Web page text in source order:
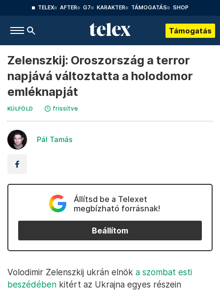
TELEX AFTER G7 KARAKTER TÁMOGATÁS SHOP
Támogatás
Zelenszkij: Oroszország a terror
napjává változtatta a holodomor
emléknapját
KÜLFÖLD frissítve
Pál Tamás
Állítsd be a Telexet
megbízható forrásnak!
Beállítom
Volodimir Zelenszkij ukrán elnök a szombat esti
beszédében kitért az Ukrajna egyes részein